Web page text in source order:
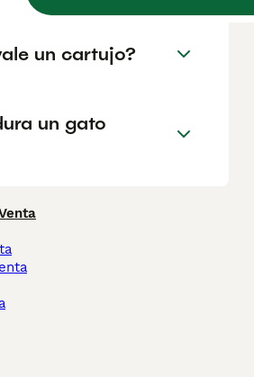
un cartujo?
un gato